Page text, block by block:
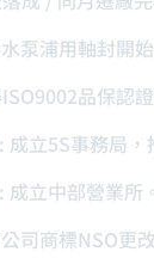
泵浦用軸封開始
品保認證
立5S事務局，
立中部營業所。
司商標NSO更